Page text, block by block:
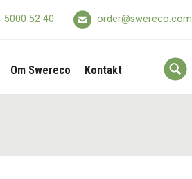
5000 52 40 order@swereco.com
Om Swereco Kontakt